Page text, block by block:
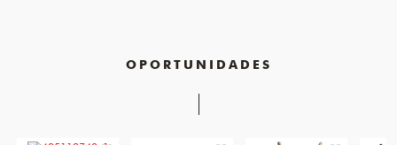
OPORTUNIDADES